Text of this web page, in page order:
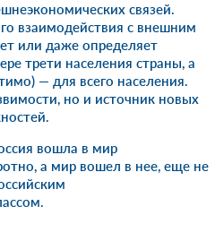
связей.
взаимодействия с внешним
или даже определяет
трети населения страны, а
— для всего населения.
но и источник новых
вошла в мир
а мир вошел в нее, еще не